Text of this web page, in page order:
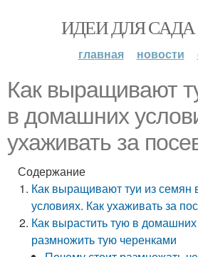
ИДЕИ ДЛЯ
главная новости
Как выращивают
в домашних
ухаживать за
Содержание
Как выращивают туи из
условиях. Как ухаживать за
Как вырастить тую в
размножить тую черенками